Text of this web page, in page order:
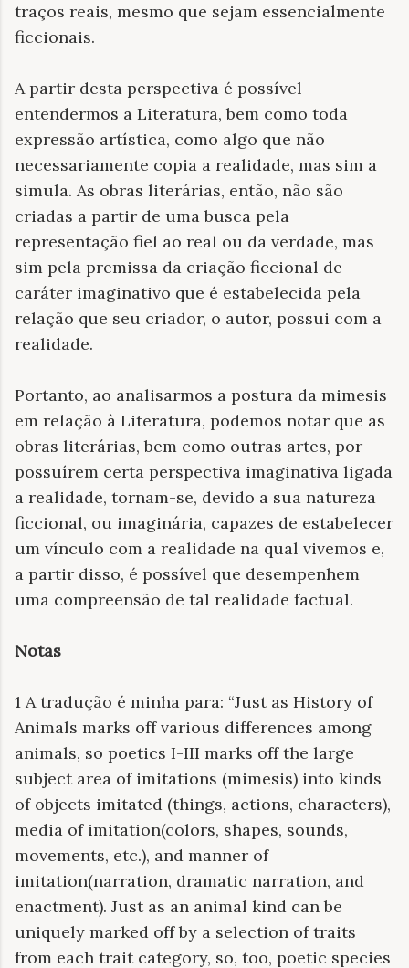
traços reais, mesmo que sejam essencialmente
ficcionais.
A partir desta perspectiva é possível
entendermos a Literatura, bem como toda
expressão artística, como algo que não
necessariamente copia a realidade, mas sim a
simula. As obras literárias, então, não são
criadas a partir de uma busca pela
representação fiel ao real ou da verdade, mas
sim pela premissa da criação ficcional de
caráter imaginativo que é estabelecida pela
relação que seu criador, o autor, possui com a
realidade.
Portanto, ao analisarmos a postura da mimesis
em relação à Literatura, podemos notar que as
obras literárias, bem como outras artes, por
possuírem certa perspectiva imaginativa ligada
a realidade, tornam-se, devido a sua natureza
ficcional, ou imaginária, capazes de estabelecer
um vínculo com a realidade na qual vivemos e,
a partir disso, é possível que desempenhem
uma compreensão de tal realidade factual.
Notas
1 A tradução é minha para: “Just as History of
Animals marks off various differences among
animals, so poetics I-III marks off the large
subject area of imitations (mimesis) into kinds
of objects imitated (things, actions, characters),
media of imitation(colors, shapes, sounds,
movements, etc.), and manner of
imitation(narration, dramatic narration, and
enactment). Just as an animal kind can be
uniquely marked off by a selection of traits
from each trait category, so, too, poetic species